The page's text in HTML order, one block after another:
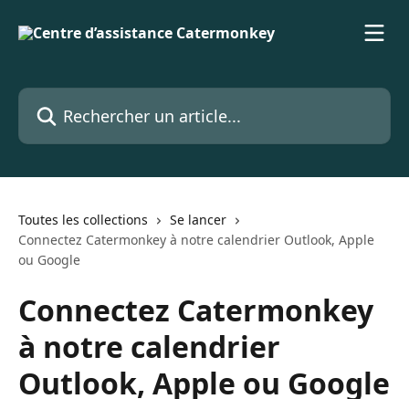
Rechercher un article...
Toutes les collections
Se lancer
Connectez Catermonkey à notre calendrier Outlook, Apple
ou Google
Connectez Catermonkey
à notre calendrier
Outlook, Apple ou Google